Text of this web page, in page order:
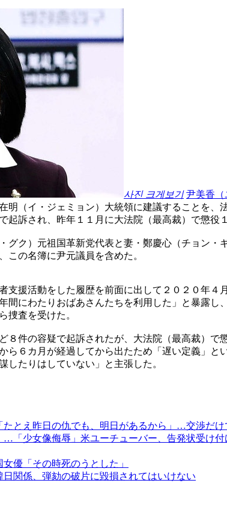
사진 크게보기 尹美香
明（イ・ジェミョン）大統領に建議することを
訴され、昨年１１月に大法院（最高裁）で懲役
グク）元祖国革新党代表と妻・鄭慶心（チョン
この名簿に尹元議員を含めた。
支援活動をした履歴を前面に出して２０２０年
間にわたりおばあさんたちを利用した」と暴露
捜査を受けた。
８件の容疑で起訴されたが、大法院（最高裁）
ら６カ月が経過してから出たため「遅い定義」
したりはしていない」と主張した。
とえ昨日の仇でも、明日があるから」…交渉だ
…「少女像侮辱」米ユーチューバー、告発状受け付
優「その時死のうとした」
関係、弾劾の破片に毀損されてはいけない